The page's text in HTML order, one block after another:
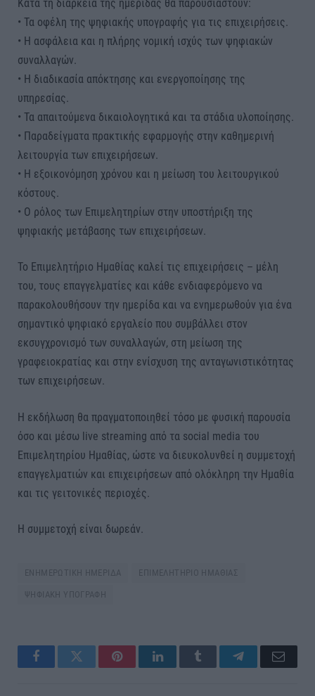
Κατά τη διάρκεια της ημερίδας θα παρουσιαστούν:
• Τα οφέλη της ψηφιακής υπογραφής για τις επιχειρήσεις.
• Η ασφάλεια και η πλήρης νομική ισχύς των ψηφιακών
συναλλαγών.
• Η διαδικασία απόκτησης και ενεργοποίησης της
υπηρεσίας.
• Τα απαιτούμενα δικαιολογητικά και τα στάδια υλοποίησης.
• Παραδείγματα πρακτικής εφαρμογής στην καθημερινή
λειτουργία των επιχειρήσεων.
• Η εξοικονόμηση χρόνου και η μείωση του λειτουργικού
κόστους.
• Ο ρόλος των Επιμελητηρίων στην υποστήριξη της
ψηφιακής μετάβασης των επιχειρήσεων.
Το Επιμελητήριο Ημαθίας καλεί τις επιχειρήσεις – μέλη
του, τους επαγγελματίες και κάθε ενδιαφερόμενο να
παρακολουθήσουν την ημερίδα και να ενημερωθούν για ένα
σημαντικό ψηφιακό εργαλείο που συμβάλλει στον
εκσυγχρονισμό των συναλλαγών, στη μείωση της
γραφειοκρατίας και στην ενίσχυση της ανταγωνιστικότητας
των επιχειρήσεων.
Η εκδήλωση θα πραγματοποιηθεί τόσο με φυσική παρουσία
όσο και μέσω live streaming από τα social media του
Επιμελητηρίου Ημαθίας, ώστε να διευκολυνθεί η συμμετοχή
επαγγελματιών και επιχειρήσεων από ολόκληρη την Ημαθία
και τις γειτονικές περιοχές.
Η συμμετοχή είναι δωρεάν.
ΕΝΗΜΕΡΩΤΙΚΗ ΗΜΕΡΙΔΑ ΕΠΙΜΕΛΗΤΗΡΙΟ ΗΜΑΘΙΑΣ
ΨΗΦΙΑΚΗ ΥΠΟΓΡΑΦΗ
FacebookTwitter PinterestLinkedInTumblr TelegramEmail